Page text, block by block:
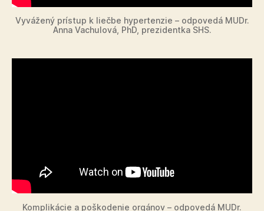
Vyvážený prístup k liečbe hypertenzie – odpovedá MUDr.
Anna Vachulová, PhD, prezidentka SHS.
Komplikácie a poškodenie orgánov – odpovedá MUDr.